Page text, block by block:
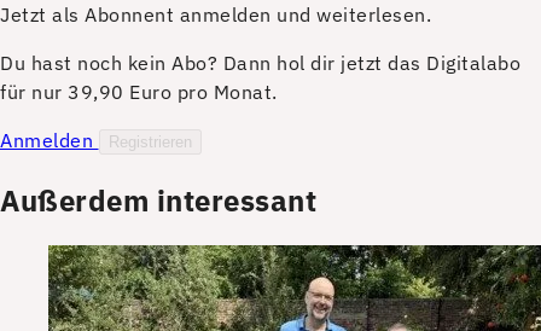
Jetzt als Abonnent anmelden und weiterlesen.
Du hast noch kein Abo? Dann hol dir jetzt das Digitalabo
für nur 39,90 Euro pro Monat.
Anmelden
Registrieren
Außerdem interessant